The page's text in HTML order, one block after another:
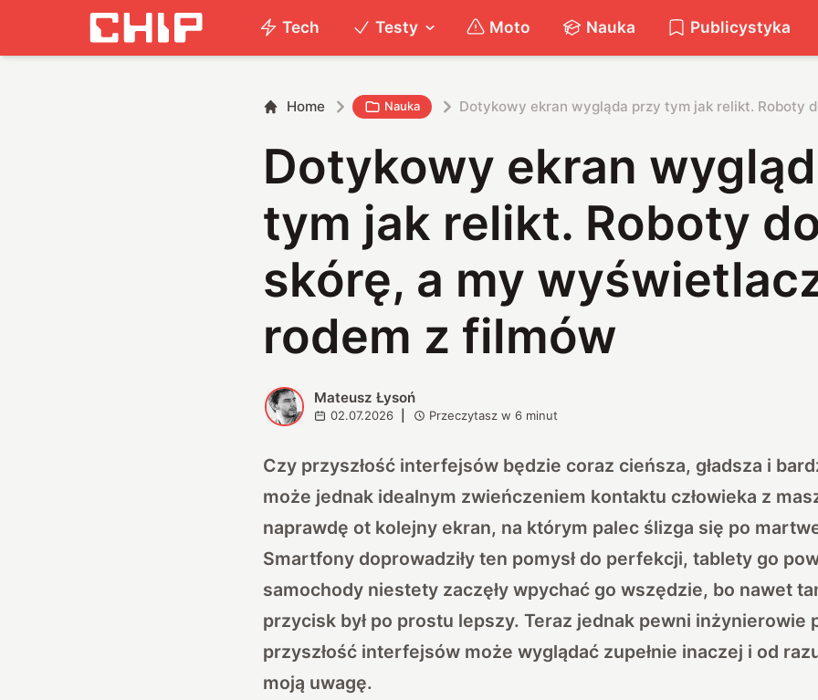
Tech Testy Moto Nauka Publicystyka
Home Nauka Dotykowy ekran wygląda przy tym jak relikt. Roboty
Dotykowy ekran
tym jak relikt. Roboty
skórę, a my
rodem z filmów
M Mateusz Łysoń
02.07.2026 Przeczytasz w6 minut
Czy przyszłość interfejsów będzie coraz cieńsza, gładsza i
może jednak idealnym zwieńczeniem kontaktu człowieka z
naprawdę ot kolejny ekran, na którym palec ślizga się po
Smartfony doprowadziły ten pomysł do perfekcji, tablety go
samochody niestety zaczęły wpychać go wszędzie, bo nawet
przycisk był po prostu lepszy. Teraz jednak pewni inżynierowie
przyszłość interfejsów może wyglądać zupełnie inaczej i od
moją uwagę.